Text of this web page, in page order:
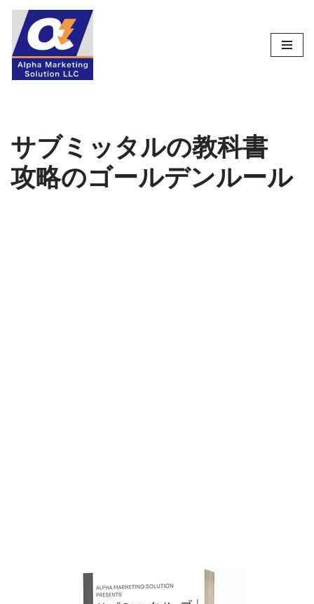
コ
ン
テ
ス
キ
ッ
プ
サブミッタルの教科書
攻略のゴールデンルール